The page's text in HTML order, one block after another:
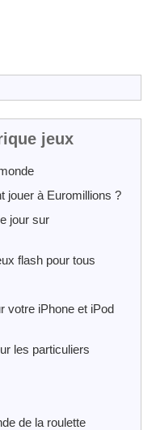
jeux
jouer à Euromillions ?
jour sur
flash pour tous
votre iPhone et iPod
les particuliers
de la roulette